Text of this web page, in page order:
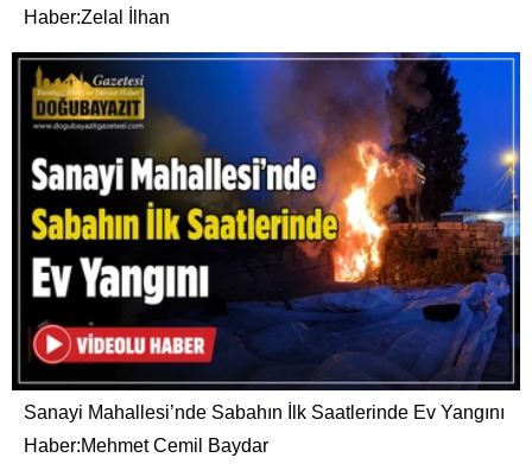
Haber:Zelal İlhan
Sanayi Mahallesi’nde Sabahın İlk Saatlerinde Ev Yangını
Haber:Mehmet Cemil Baydar